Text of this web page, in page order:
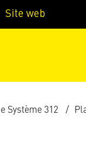
de page
Site web
Système 312